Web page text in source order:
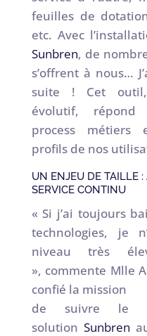
feuilles de
etc. Avec
Sunbren, de
s’offrent à nous…
suite ! Cet
évolutif,
process
profils de nos
UN ENJEU DE TAILLE :
SERVICE CONTINU
« Si j’ai toujours
technologies, je
niveau très
», commente Mlle
confié la mission
de suivre le
solution Sunbren